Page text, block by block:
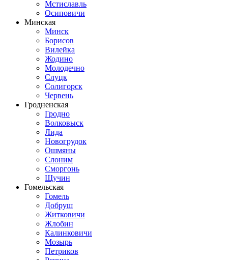
Мстиславль
Осиповичи
Минская
Минск
Борисов
Вилейка
Жодино
Молодечно
Слуцк
Солигорск
Червень
Гродненская
Гродно
Волковыск
Лида
Новогрудок
Ошмяны
Слоним
Сморгонь
Щучин
Гомельская
Гомель
Добруш
Житковичи
Жлобин
Калинковичи
Мозырь
Петриков